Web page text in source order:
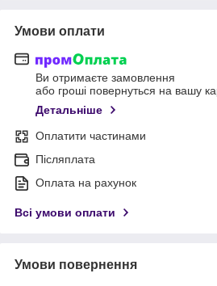
Умови оплати
Ви отримаєте замовлення
або гроші повернуться на вашу
Детальніше
Оплатити частинами
Післяплата
Оплата на рахунок
Всі умови оплати
Умови повернення